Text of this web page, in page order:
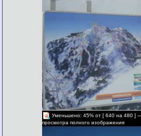
Уменьшено: 45% от [ 640 на 480 ]
просмотра полного изображения